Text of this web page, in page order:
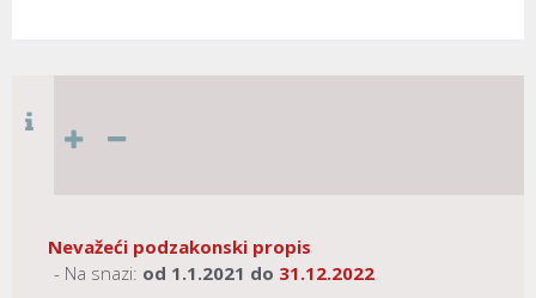
Nevažeći podzakonski propis
- Na snazi: od 1.1.2021 do 31.12.2022